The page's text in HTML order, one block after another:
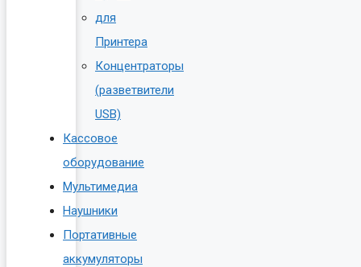
для
Принтера
Концентраторы
(разветвители
USB)
Кассовое
оборудование
Мультимедиа
Наушники
Портативные
аккумуляторы